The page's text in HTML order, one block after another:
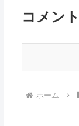
コメント
ホーム